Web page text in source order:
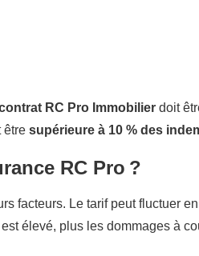
RC Pro Immobilier doit
être supérieure à 10 % des
RC Pro ?
facteurs. Le tarif peut fluctuer
élevé, plus les dommages à